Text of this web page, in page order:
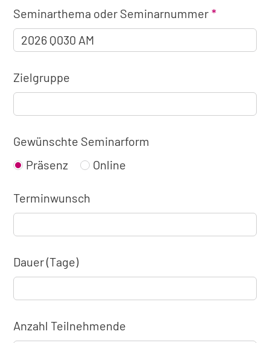
Angaben
zum
Seminar
Seminarthema oder Seminarnummer
Zielgruppe
Gewünschte Seminarform
Präsenz
Online
Terminwunsch
Dauer (Tage)
Anzahl Teilnehmende